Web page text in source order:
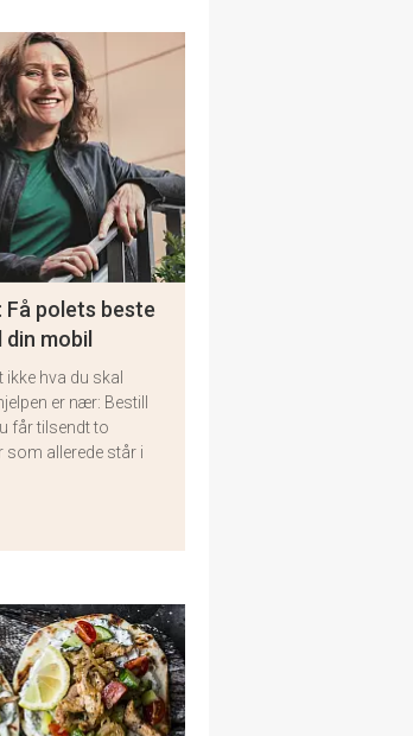
Få polets beste
mobil
hva du skal
er nær: Bestill
får tilsendt to
som allerede står i